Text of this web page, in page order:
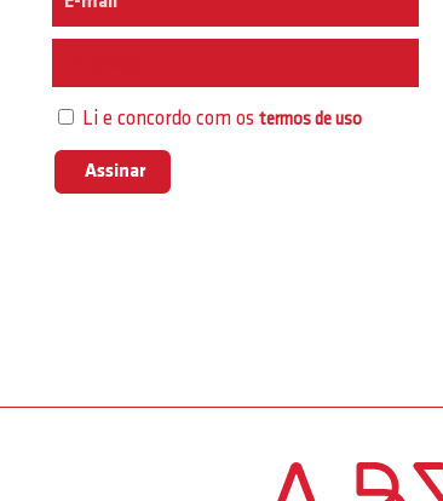
Li e concordo com ostermos de uso